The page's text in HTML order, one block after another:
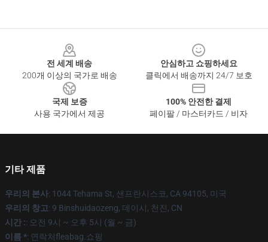
전 세계 배송
200개 이상의 국가로 배송
안심하고 쇼핑하세요
클릭에서 배송까지 24/7 보호
국제 보증
사용 국가에서 제공
100% 안전한 결제
페이팔 / 마스터카드 / 비자
기타 제품
우리의 본사: 1044 Tehama St, 샌프란시스코, CA 94105, 미국
우리의 창고: 9 Binshuidaozeng, 데이시, 천진, CN
시간 :: 오전 9시 ~ 오후 5시 (월 ~ 금)
이름 *: 연락처fleabag.쇼핑